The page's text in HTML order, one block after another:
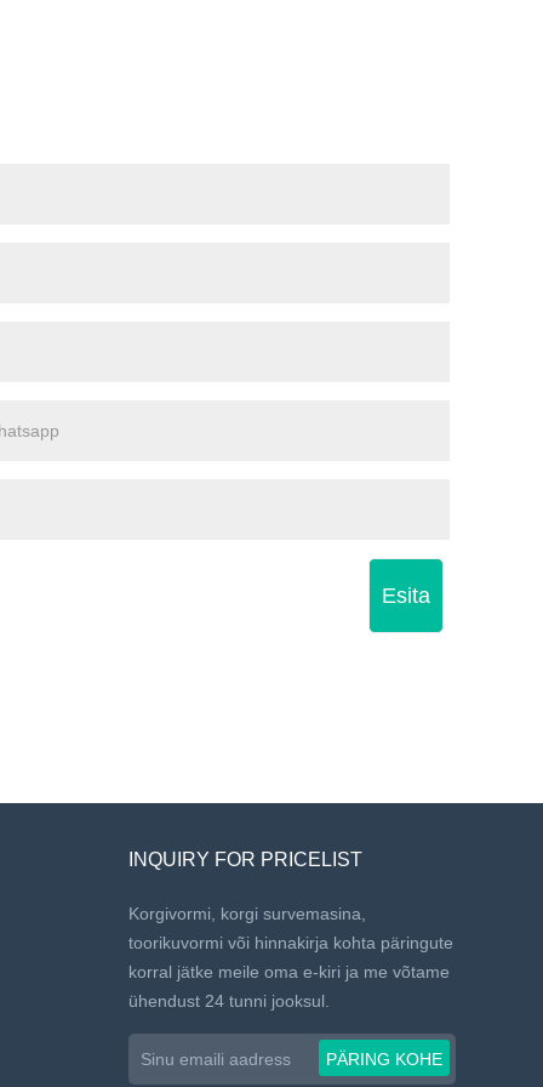
Esita
INQUIRY FOR PRICELIST
Korgivormi, korgi survemasina,
toorikuvormi või hinnakirja kohta päringute
korral jätke meile oma e-kiri ja me võtame
ühendust 24 tunni jooksul.